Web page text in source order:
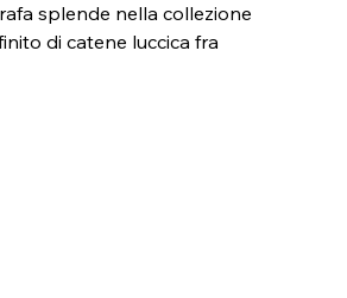
splende nella collezione
di catene luccica fra